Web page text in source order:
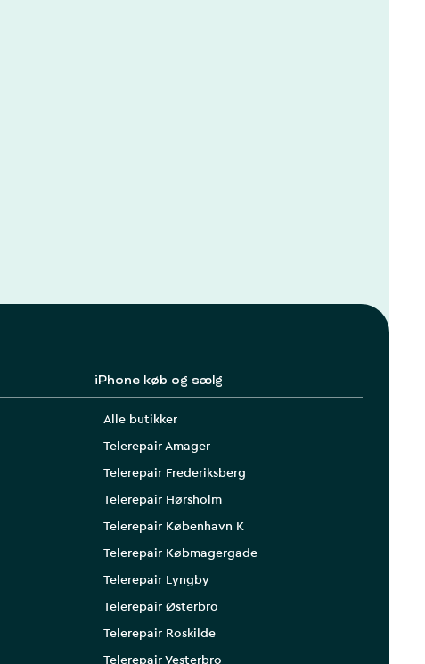
iPhone køb og sælg
Alle butikker
Telerepair Amager
Telerepair Frederiksberg
Telerepair Hørsholm
Telerepair København K
Telerepair Købmagergade
Telerepair Lyngby
Telerepair Østerbro
Telerepair Roskilde
Telerepair Vesterbro